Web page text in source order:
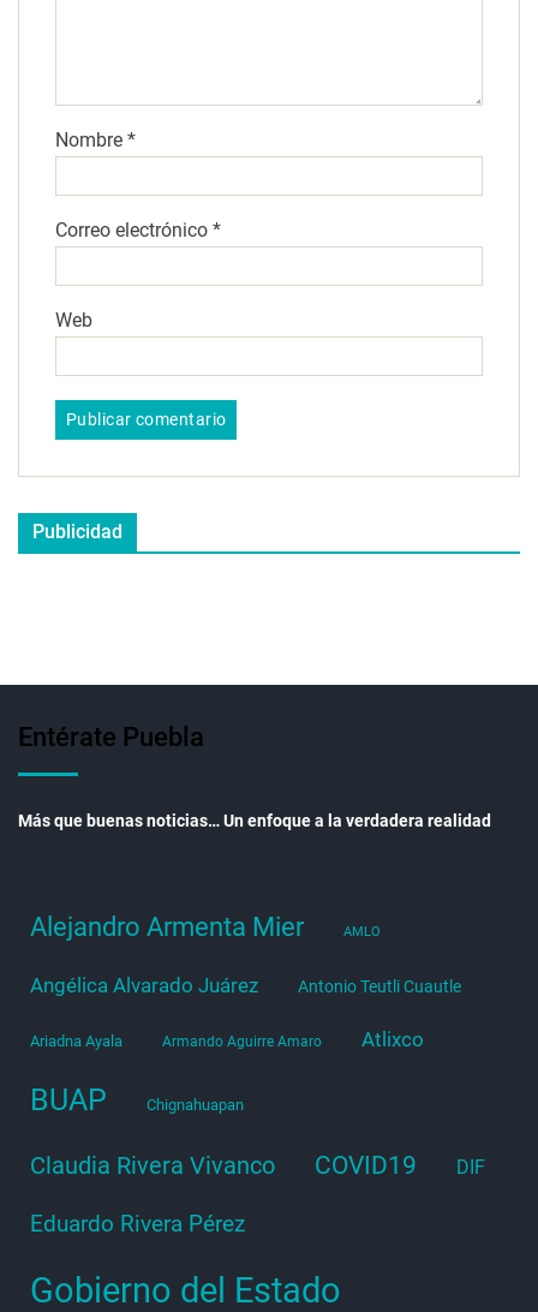
Nombre *
Correo electrónico *
Web
Publicidad
Entérate Puebla
Más que buenas noticias… Un enfoque a la verdadera realidad
Alejandro Armenta Mier AMLO
Angélica Alvarado Juárez Antonio Teutli Cuautle
Ariadna Ayala Armando Aguirre Amaro Atlixco
BUAP Chignahuapan
Claudia Rivera Vivanco COVID19 DIF
Eduardo Rivera Pérez
Gobierno del Estado